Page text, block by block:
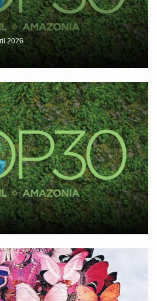
2026
2026
à Gujan Mestras
2026